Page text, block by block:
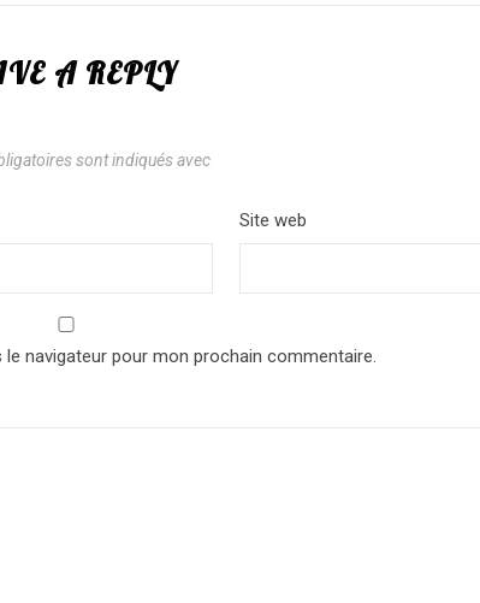
A REPLY
sont indiqués avec
Site web
navigateur pour mon prochain commentaire.